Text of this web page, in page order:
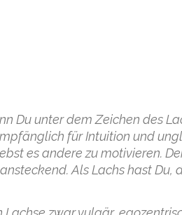
Du unter dem Zeichen des
für Intuition und
es andere zu motivieren.
Als Lachs hast Du,